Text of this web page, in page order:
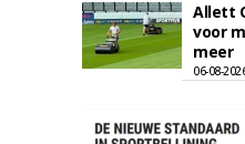
Allett
voor
meer
06-08-